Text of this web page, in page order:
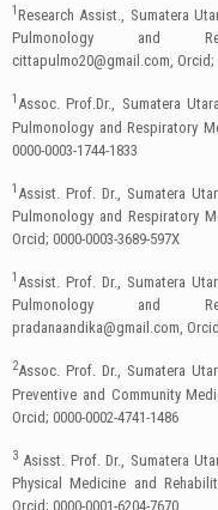
1Research Assist., Sumatera
Pulmonology and
cittapulmo20@gmail.com, Orcid;
1 Assoc. Prof.Dr., Sumatera
Pulmonology and Respiratory
0000-0003-1744-1833
1 Assist. Prof. Dr., Sumatera
Pulmonology and Respiratory
Orcid; 0000-0003-3689-597X
1Assist. Prof. Dr., Sumatera
Pulmonology and
pradanaandika@gmail.com,
2Assoc. Prof. Dr., Sumatera
Preventive and Community
Orcid; 0000-0002-4741-1486
3 Asisst. Prof. Dr., Sumatera
Physical Medicine and
Orcid; 0000-0001-6204-7670